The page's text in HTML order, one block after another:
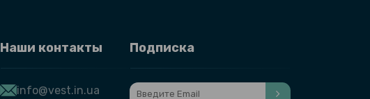
Наши контакты
info@vest.in.ua
Подписка